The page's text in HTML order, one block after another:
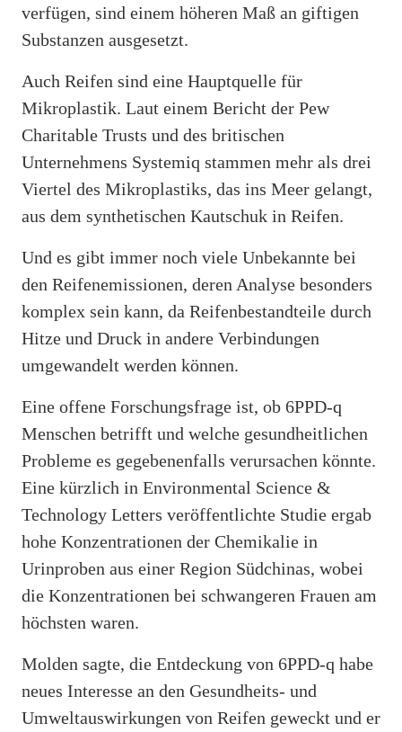
verfügen, sind einem höheren Maß an giftigen
Substanzen ausgesetzt.
Auch Reifen sind eine Hauptquelle für
Mikroplastik. Laut einem Bericht der Pew
Charitable Trusts und des britischen
Unternehmens Systemiq stammen mehr als drei
Viertel des Mikroplastiks, das ins Meer gelangt,
aus dem synthetischen Kautschuk in Reifen.
Und es gibt immer noch viele Unbekannte bei
den Reifenemissionen, deren Analyse besonders
komplex sein kann, da Reifenbestandteile durch
Hitze und Druck in andere Verbindungen
umgewandelt werden können.
Eine offene Forschungsfrage ist, ob 6PPD-q
Menschen betrifft und welche gesundheitlichen
Probleme es gegebenenfalls verursachen könnte.
Eine kürzlich in Environmental Science &
Technology Letters veröffentlichte Studie ergab
hohe Konzentrationen der Chemikalie in
Urinproben aus einer Region Südchinas, wobei
die Konzentrationen bei schwangeren Frauen am
höchsten waren.
Molden sagte, die Entdeckung von 6PPD-q habe
neues Interesse an den Gesundheits- und
Umweltauswirkungen von Reifen geweckt und er